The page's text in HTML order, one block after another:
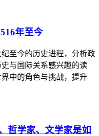
年至今
至今的历史进程，分析政
与国际关系感兴趣的读
中的角色与挑战，提升
哲学家、文学家是如